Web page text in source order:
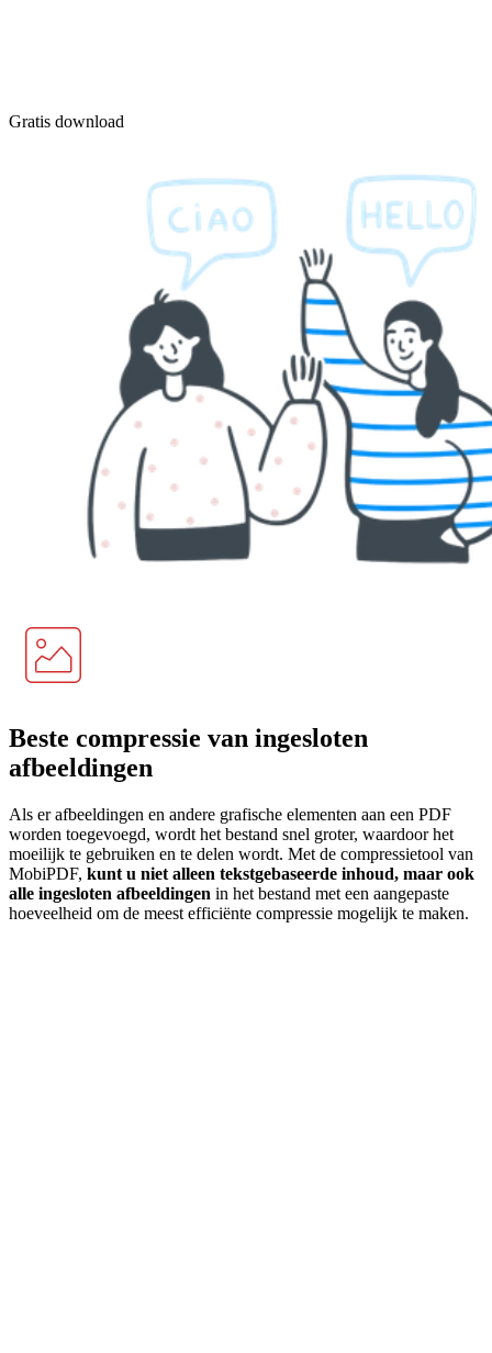
Gratis download
Beste compressie van ingesloten
afbeeldingen
Als er afbeeldingen en andere grafische elementen aan een PDF
worden toegevoegd, wordt het bestand snel groter, waardoor het
moeilijk te gebruiken en te delen wordt. Met de compressietool van
MobiPDF, kunt u niet alleen tekstgebaseerde inhoud, maar ook
alle ingesloten afbeeldingen in het bestand met een aangepaste
hoeveelheid om de meest efficiënte compressie mogelijk te maken.